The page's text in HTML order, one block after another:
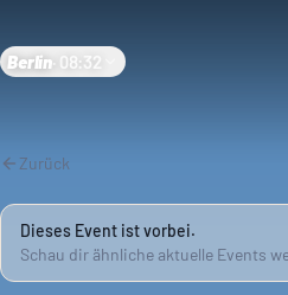
Berlin 08:32
Zurück
Dieses Event ist vorbei.
Schau dir ähnliche aktuelle Events